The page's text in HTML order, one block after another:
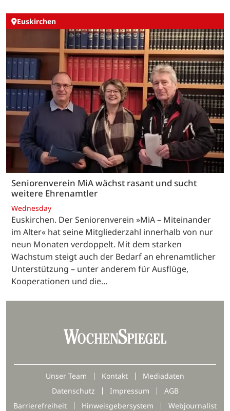
Euskirchen
Seniorenverein MiA wächst rasant und sucht
weitere Ehrenamtler
Wednesday
Euskirchen. Der Seniorenverein »MiA – Miteinander
im Alter« hat seine Mitgliederzahl innerhalb von nur
neun Monaten verdoppelt. Mit dem starken
Wachstum steigt auch der Bedarf an ehrenamtlicher
Unterstützung – unter anderem für Ausflüge,
Kooperationen und die…
Unser Team Kontakt
Mediadaten
Datenschutz
Impressum
AGB
Barrierefreiheit
Hinweisgebersystem Webjournalist